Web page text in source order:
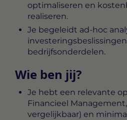
optimaliseren en
realiseren.
Je begeleidt ad-hoc
bedrijfsonderdelen.
Wie ben jij?
Je hebt een relevante
Financieel
vergelijkbaar) en